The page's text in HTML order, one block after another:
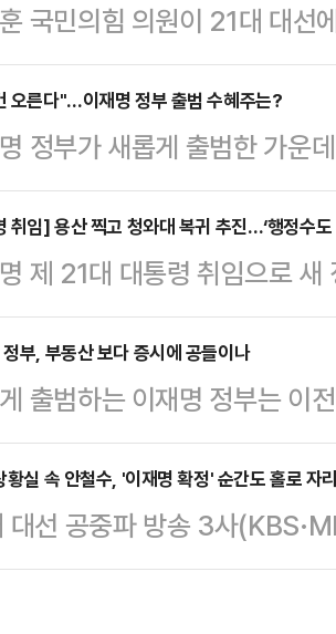
국민의힘 의원이 21대 대선
점을 꼽으며 "더 절박하게
넘을 수 없다"고 제안했다.
파괴될 수 있다는 호소에도
그만큼 부족했다는 반증"
린다"고 적었다.그는 "이재
고 있다"며 "더불어민주당은
검…
오른다"…이재명 정부 출범 수혜주는?
정부가 새롭게 출범한 가운
할지 투자자들의 계산이 분
‘자본시장 신뢰 회복’ 등을
심이 집중되고 있다.4일 금융
직후 수익률이 높았던 업종
의 공약 수혜 업종인 ▲증
등에 주목하고 있다.향후 국
이 계속되…
취임] 용산 찍고 청와대 복귀 추진…‘행정수도
제 21대 대통령 취임으로
던 ‘행정수도 세종 완성’ 현
하게 10대 공약에 국회 세
세운 바 있다.4일 정치권과
행정수도 이전에 이목이 집
마다 등장했지만 선전전에
전 과제와 이번 대선 후보들
재부상…
부, 부동산 보다 증시에 공들이나
출범하는 이재명 정부는 이
동산 보다는 증시 부양에 무
있다.4일 증권업계에 따르
재생에너지·AI·건설·지역
마주로 거론되는 오리엔트
황실 속 안철수, '이재명 확정' 순간도 홀로 자
대선 공중파 방송 3사
대선 개표상황실이 텅 비었